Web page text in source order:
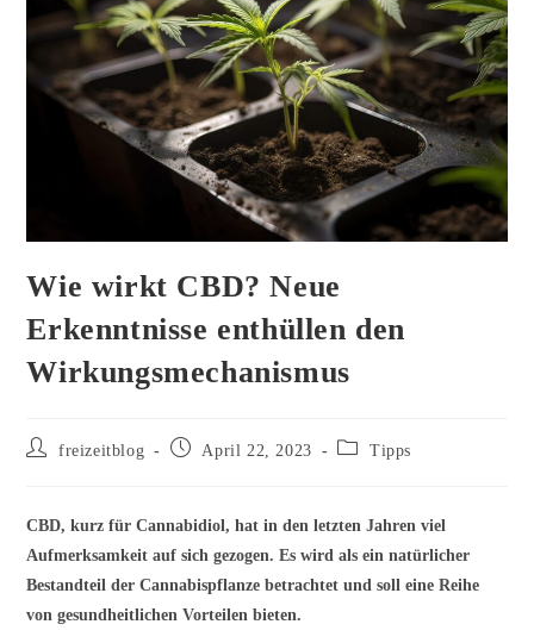
Wie wirkt CBD? Neue
Erkenntnisse enthüllen den
Wirkungsmechanismus
Beitrags-
freizeitblog
BeitragApril 22, 2023
Beitrags-
Tipps
CBD, kurz für Cannabidiol, hat in den letzten Jahren viel
Aufmerksamkeit auf sich gezogen. Es wird als ein natürlicher
Bestandteil der Cannabispflanze betrachtet und soll eine Reihe
von gesundheitlichen Vorteilen bieten.